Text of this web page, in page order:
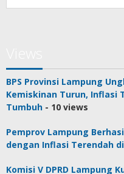
BPS Provinsi Lampung
Kemiskinan Turun, Inflasi
Tumbuh - 10 views
Pemprov Lampung
dengan Inflasi Terendah
Komisi V DPRD Lampung